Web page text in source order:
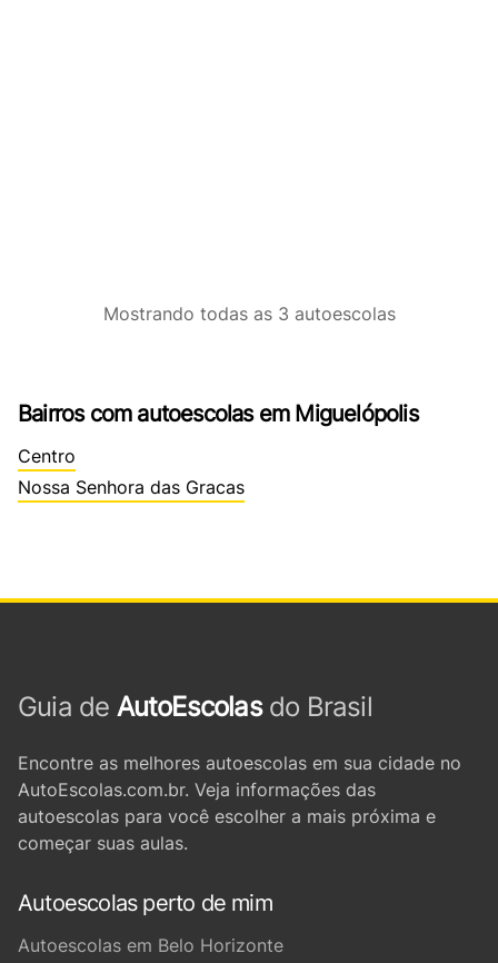
Bairros com autoescolas em Miguelópolis
Centro
Nossa Senhora das Gracas
Mostrando todas as 3 autoescolas
Guia de AutoEscolasdo Brasil
Encontre as melhores autoescolas em sua cidade no
AutoEscolas.com.br. Veja informações das
autoescolas para você escolher a mais próxima e
começar suas aulas.
Autoescolas perto de mim
Autoescolas em Belo Horizonte